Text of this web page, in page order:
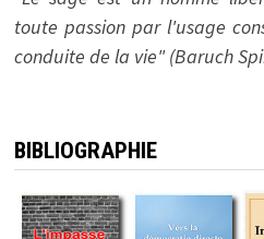
toute passion par l'usage
conduite de la vie" (Baruch
BIBLIOGRAPHIE